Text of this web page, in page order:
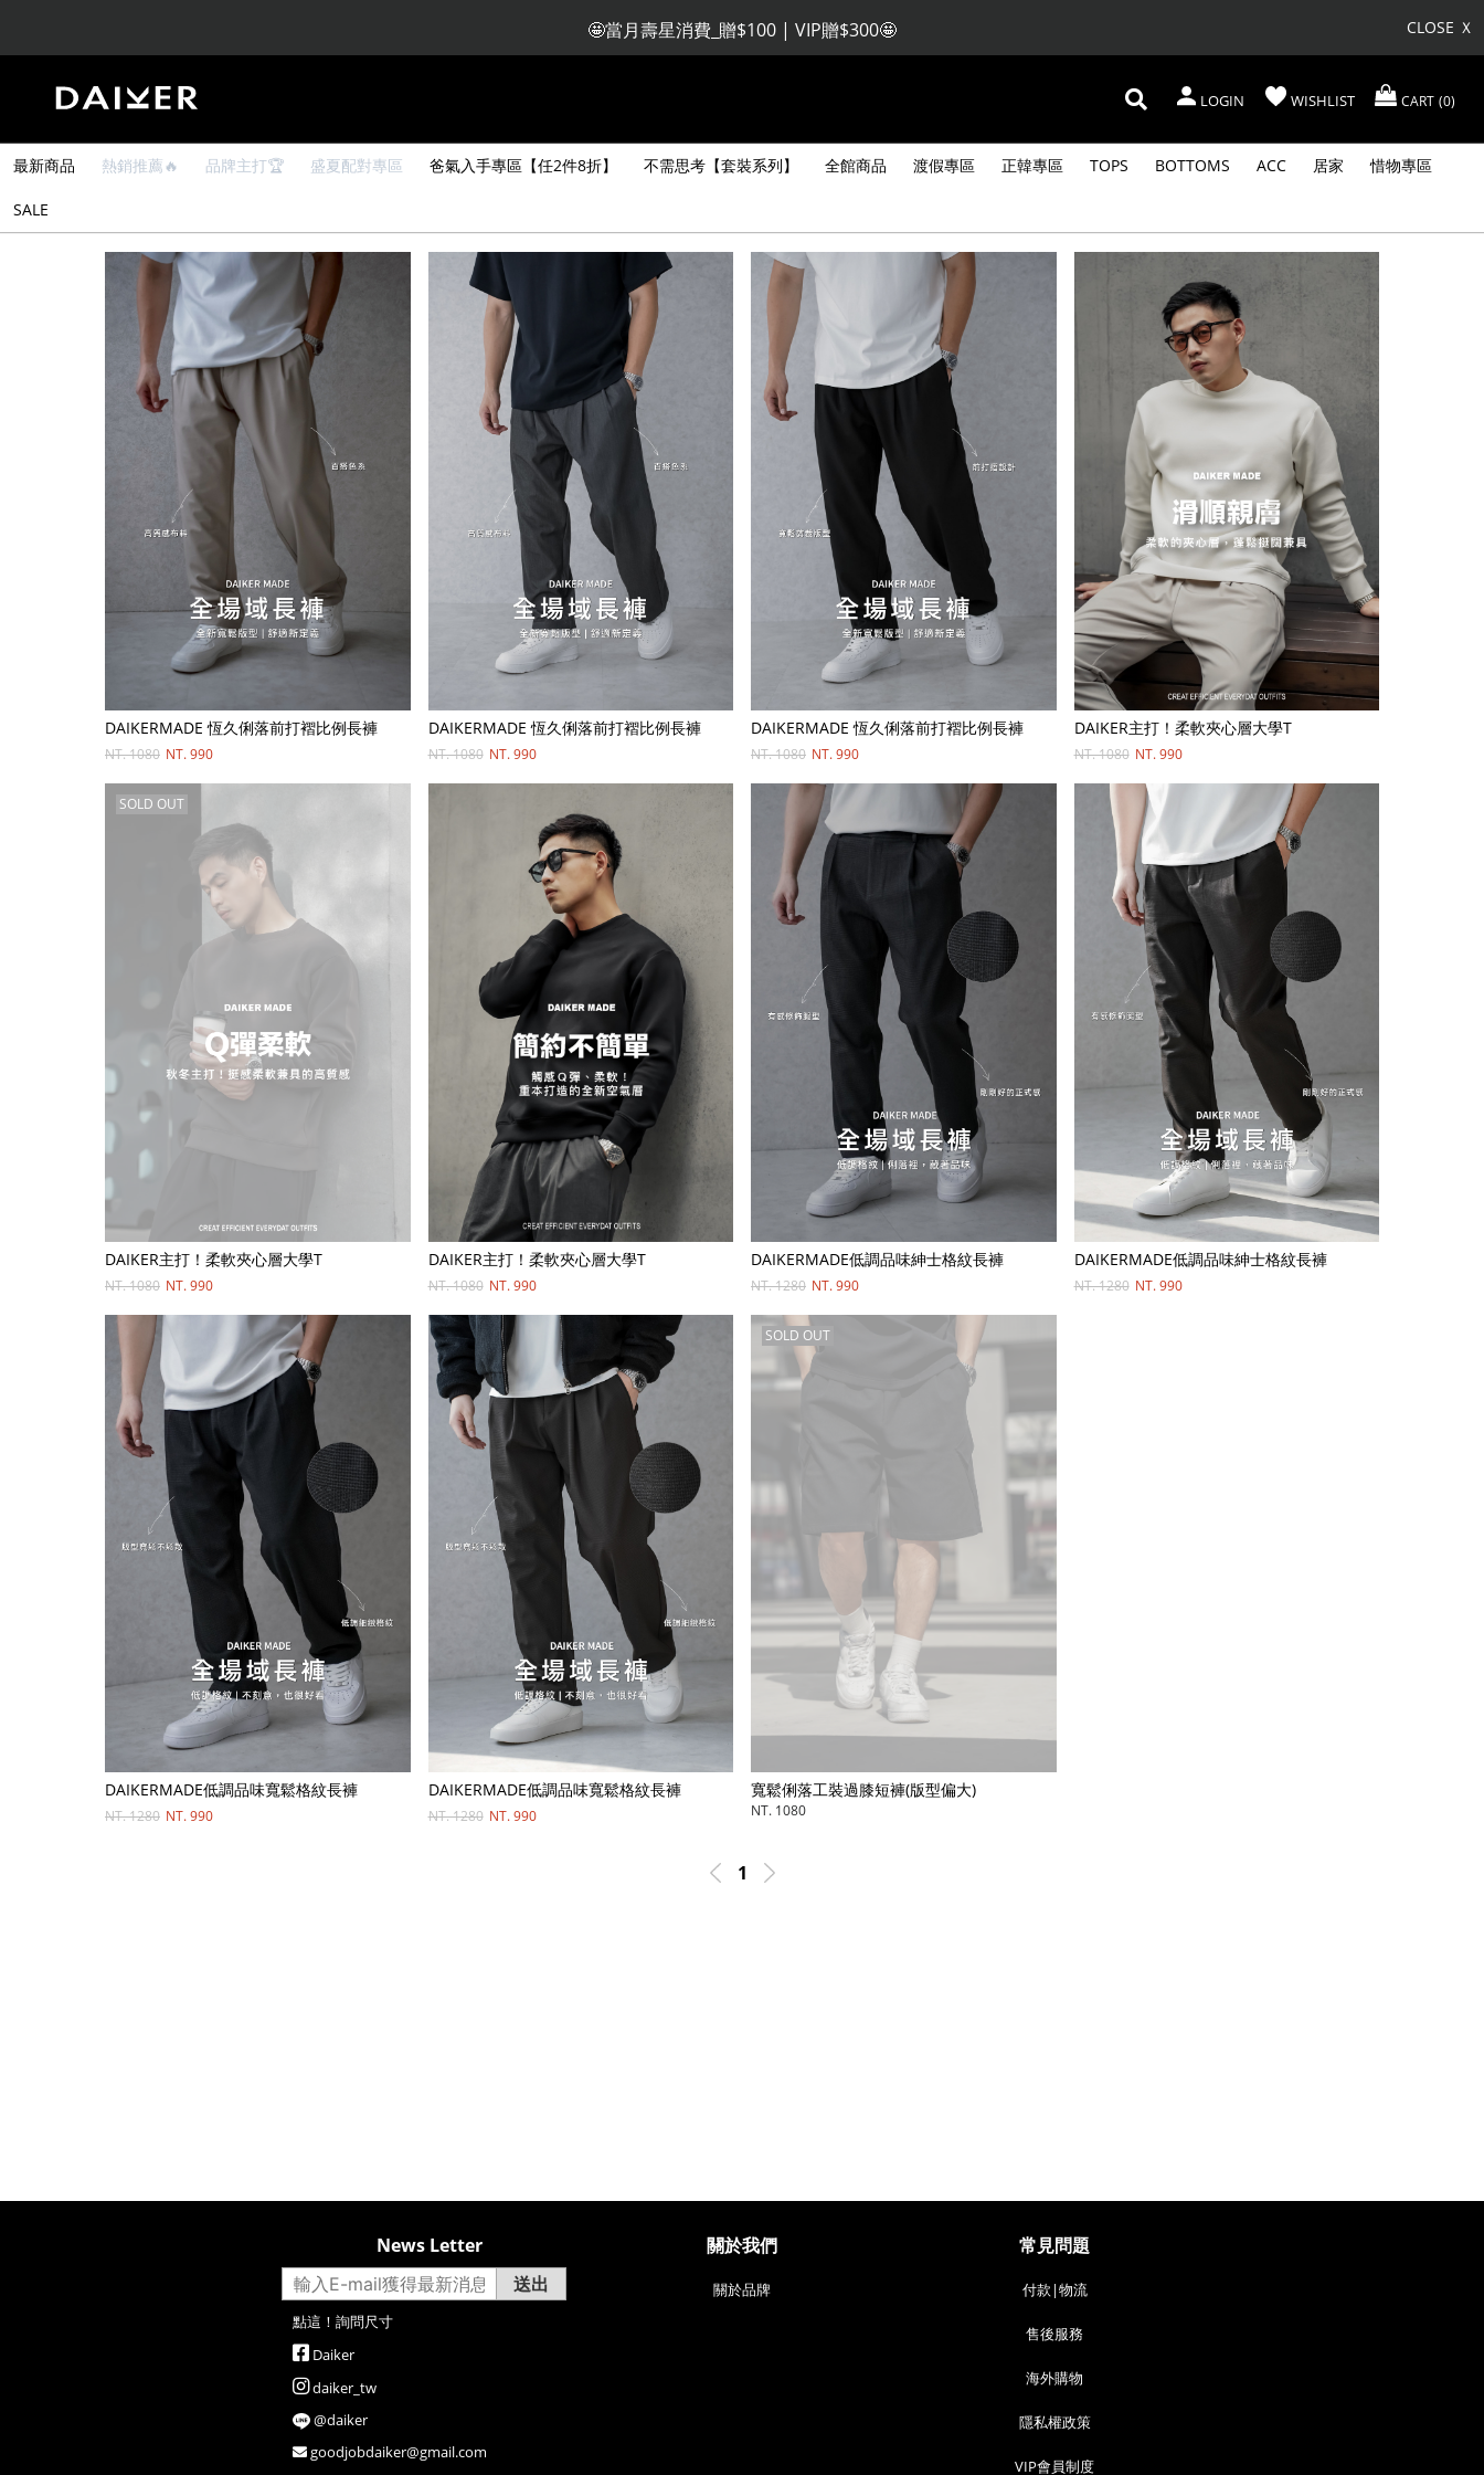
CLOSE Ｘ
🤩當月壽星消費_贈$100 | VIP贈$300🤩
CART 0
WISHLIST
LOGIN
最新商品 熱銷推薦🔥 品牌主打🏆 盛夏配對專區 爸氣入手專區【任2件8折】 不需思考【套裝系列】 全館商品 渡假專區 正韓專區 TOPS BOTTOMS ACC 居家 惜物專區
SALE
DAIKERMADE 恆久俐落前打褶比例長褲
NT. 1080 NT. 990
DAIKERMADE 恆久俐落前打褶比例長褲
NT. 1080 NT. 990
DAIKERMADE 恆久俐落前打褶比例長褲
NT. 1080 NT. 990
DAIKER主打！柔軟夾心層大學T
NT. 1080 NT. 990
SOLD OUT
DAIKER主打！柔軟夾心層大學T
NT. 1080 NT. 990
DAIKER主打！柔軟夾心層大學T
NT. 1080 NT. 990
DAIKERMADE低調品味紳士格紋長褲
NT. 1280 NT. 990
DAIKERMADE低調品味紳士格紋長褲
NT. 1280 NT. 990
DAIKERMADE低調品味寬鬆格紋長褲
NT. 1280 NT. 990
DAIKERMADE低調品味寬鬆格紋長褲
NT. 1280 NT. 990
SOLD OUT
寬鬆俐落工裝過膝短褲(版型偏大)
NT. 1080
1
News Letter
送出
點這！詢問尺寸
Daiker
daiker_tw
@daiker
goodjobdaiker@gmail.com
關於我們
關於品牌
常見問題
付款|物流
售後服務
海外購物
隱私權政策
VIP會員制度